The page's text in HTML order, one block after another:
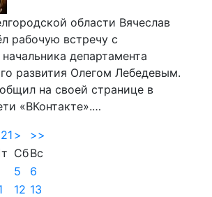
области Вячеслав
рабочую встречу с
департамента
развития Олегом Лебедевым.
на своей странице в
«ВКонтакте».…
>
>>
СбВс
5
6
12 13